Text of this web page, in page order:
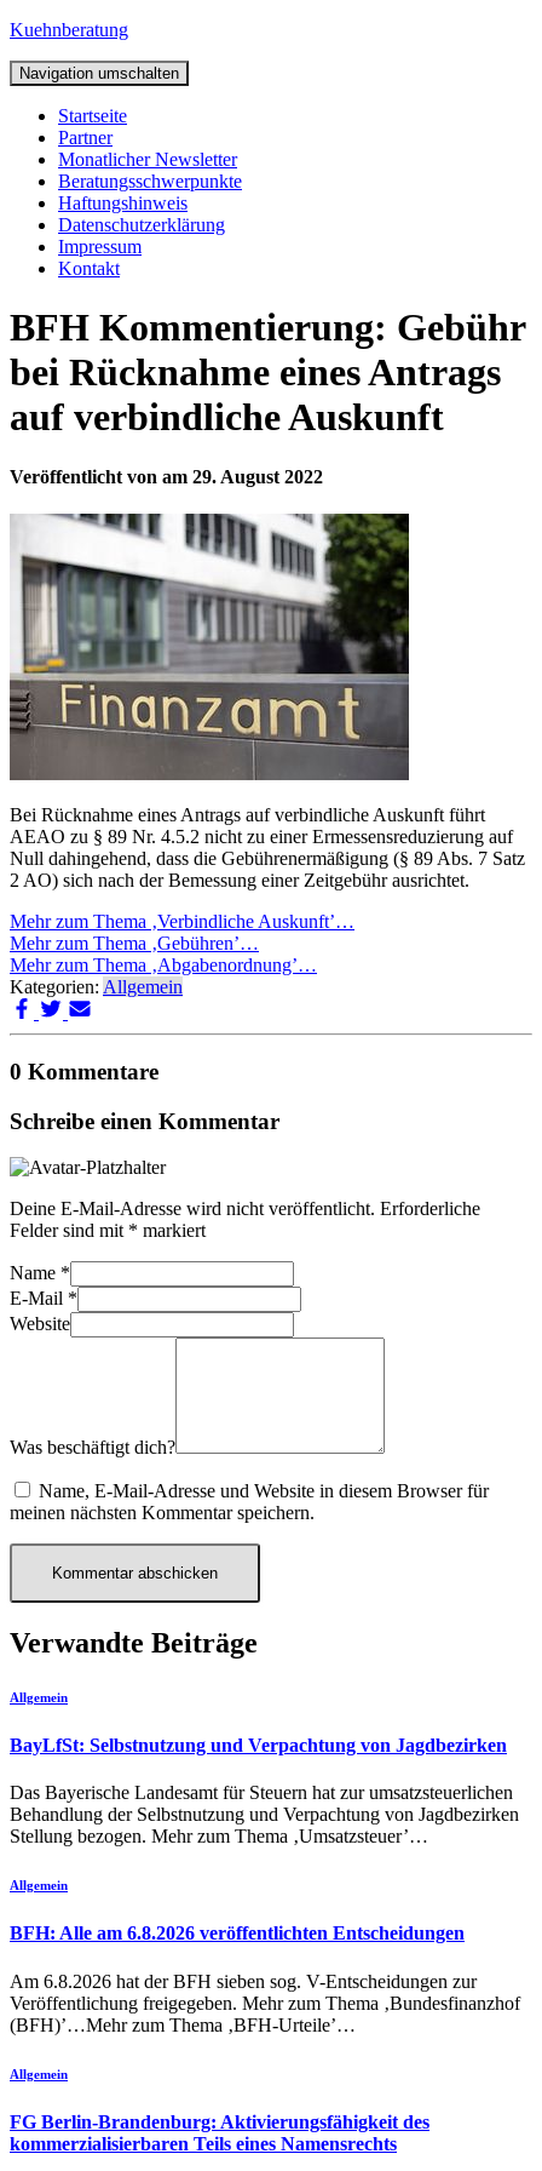
Kuehnberatung
Navigation umschalten
Startseite
Partner
Monatlicher Newsletter
Beratungsschwerpunkte
Haftungshinweis
Datenschutzerklärung
Impressum
Kontakt
BFH Kommentierung: Gebühr
bei Rücknahme eines Antrags
auf verbindliche Auskunft
Veröffentlicht von am 29. August 2022
Bei Rücknahme eines Antrags auf verbindliche Auskunft führt
AEAO zu § 89 Nr. 4.5.2 nicht zu einer Ermessensreduzierung auf
Null dahingehend, dass die Gebührenermäßigung (§ 89 Abs. 7 Satz
2 AO) sich nach der Bemessung einer Zeitgebühr ausrichtet.
Mehr zum Thema ‚Verbindliche Auskunft’…
Mehr zum Thema ‚Gebühren’…
Mehr zum Thema ‚Abgabenordnung’…
Kategorien: Allgemein
0 Kommentare
Schreibe einen Kommentar
Deine E-Mail-Adresse wird nicht veröffentlicht. Erforderliche
Felder sind mit * markiert
Name *
E-Mail *
Website
Was beschäftigt dich?
Name, E-Mail-Adresse und Website in diesem Browser für
meinen nächsten Kommentar speichern.
Verwandte Beiträge
Allgemein
BayLfSt: Selbstnutzung und Verpachtung von Jagdbezirken
Das Bayerische Landesamt für Steuern hat zur umsatzsteuerlichen
Behandlung der Selbstnutzung und Verpachtung von Jagdbezirken
Stellung bezogen. Mehr zum Thema ‚Umsatzsteuer’…
Allgemein
BFH: Alle am 6.8.2026 veröffentlichten Entscheidungen
Am 6.8.2026 hat der BFH sieben sog. V-Entscheidungen zur
Veröffentlichung freigegeben. Mehr zum Thema ‚Bundesfinanzhof
(BFH)’…Mehr zum Thema ‚BFH-Urteile’…
Allgemein
FG Berlin-Brandenburg: Aktivierungsfähigkeit des
kommerzialisierbaren Teils eines Namensrechts